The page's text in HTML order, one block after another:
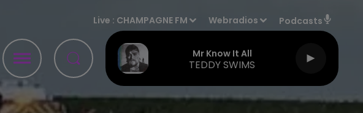
Live : CHAMPAGNE FM Webradios Podcasts
Mr Know It All
TEDDY SWIMS